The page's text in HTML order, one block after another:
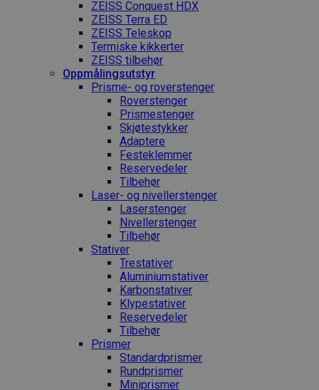
ZEISS Conquest HDX
ZEISS Terra ED
ZEISS Teleskop
Termiske kikkerter
ZEISS tilbehør
Oppmålings­utstyr
Prisme- og roverstenger
Roverstenger
Prismestenger
Skjøtestykker
Adaptere
Festeklemmer
Reservedeler
Tilbehør
Laser- og nivellerstenger
Laserstenger
Nivellerstenger
Tilbehør
Stativer
Trestativer
Aluminiumstativer
Karbonstativer
Klypestativer
Reservedeler
Tilbehør
Prismer
Standardprismer
Rundprismer
Miniprismer